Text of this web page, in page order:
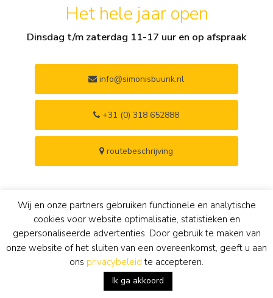
Het hele jaar open
Dinsdag t/m zaterdag 11-17 uur en op afspraak
info@simonisbuunk.nl
+31 (0) 318 652888
routebeschrijving
12 maanden ruilrecht 100% authenticiteitsgarantie
taxatierapport voor
verzekering
gerestaureerd in eigen atelier
nieuwe of originele lijst
Wij en onze partners gebruiken functionele en analytische
cookies voor website optimalisatie, statistieken en
gepersonaliseerde advertenties. Door gebruik te maken van
onze website of het sluiten van een overeenkomst, geeft u aan
ons privacybeleid te accepteren.
Ik ga akkoord